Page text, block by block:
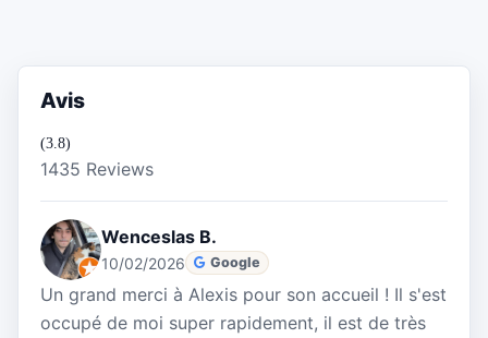
Avis
(3.8)
1435 Reviews
Wenceslas B.
10/02/2026 Google
Un grand merci à Alexis pour son accueil ! Il s'est
occupé de moi super rapidement, il est de très